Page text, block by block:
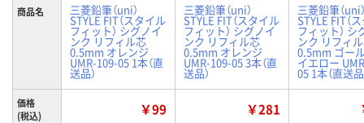
商品名 三菱鉛筆（uni）
STYLE FIT（スタイル
フィット） シグノイ
ンク リフィル芯
0.5mm オレンジ
UMR-109-05 1本（直
送品）
三菱鉛筆（uni）
STYLE FIT（スタイル
フィット） シグノイ
ンク リフィル芯
0.5mm オレンジ
UMR-109-05 3本（直
送品）
三菱鉛筆（uni
STYLE FIT（
フィット） シ
ンク リフィ
0.5mm ゴー
イエロー
05 1本（直送品
価格
(税込)
￥99 ￥281